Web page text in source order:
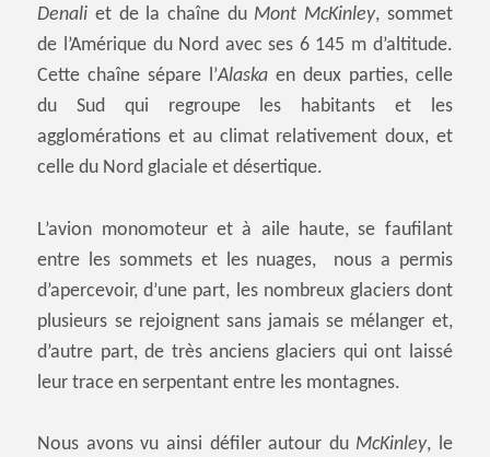
Denali et de la chaîne du Mont McKinley, sommet
de l’Amérique du Nord avec ses 6 145 m d’altitude.
Cette chaîne sépare l’Alaska en deux parties, celle
du Sud qui regroupe les habitants et les
agglomérations et au climat relativement doux, et
celle du Nord glaciale et désertique.
L’avion monomoteur et à aile haute, se faufilant
entre les sommets et les nuages, nous a permis
d’apercevoir, d’une part, les nombreux glaciers dont
plusieurs se rejoignent sans jamais se mélanger et,
d’autre part, de très anciens glaciers qui ont laissé
leur trace en serpentant entre les montagnes.
Nous avons vu ainsi défiler autour du McKinley, le